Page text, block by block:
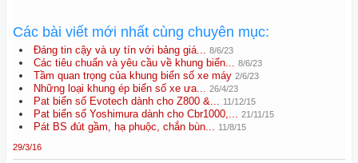
Các bài viết mới nhất cùng chuyên mục:
Đáng tin cậy và uy tín với bảng giá... 8/6/23
Các tiêu chuẩn và yêu cầu về khung biển... 8/6/23
Tầm quan trọng của khung biển số xe máy 2/6/23
Những loại khung ép biển số xe ưa... 26/4/23
Pat biển số Evotech dành cho Z800 &... 11/12/15
Pat biển số Yoshimura dành cho Cbr1000,... 21/11/15
Pát BS đút gầm, hạ phuộc, chắn bùn... 11/8/15
29/3/16